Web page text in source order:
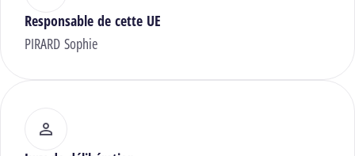
Responsable de cette UE
PIRARD Sophie